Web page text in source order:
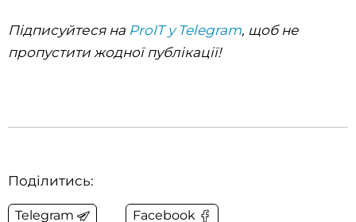
Підписуйтеся на ProIT у Telegram, щоб не
пропустити жодної публікації!
Поділитись:
Telegram Facebook